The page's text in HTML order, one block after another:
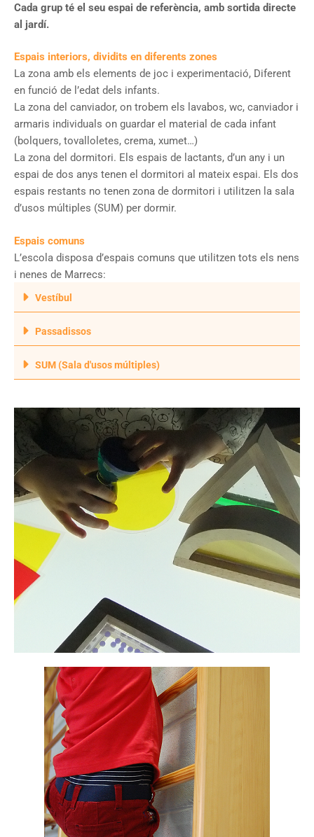
Cada grup té el seu espai de referència, amb sortida directe
al jardí.
Espais interiors, dividits en diferents zones
La zona amb els elements de joc i experimentació, Diferent
en funció de l’edat dels infants.
La zona del canviador, on trobem els lavabos, wc, canviador i
armaris individuals on guardar el material de cada infant
(bolquers, tovalloletes, crema, xumet…)
La zona del dormitori. Els espais de lactants, d’un any i un
espai de dos anys tenen el dormitori al mateix espai. Els dos
espais restants no tenen zona de dormitori i utilitzen la sala
d’usos múltiples (SUM) per dormir.
Espais comuns
L’escola disposa d’espais comuns que utilitzen tots els nens
i nenes de Marrecs:
Vestíbul
Passadissos
SUM (Sala d'usos múltiples)